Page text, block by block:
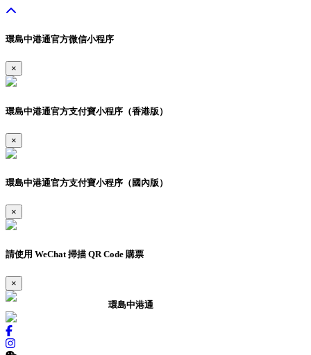
環島中港通官方微信小程序
×
環島中港通官方支付寶小程序（香港版）
×
環島中港通官方支付寶小程序（國內版）
×
請使用 WeChat 掃描 QR Code 購票
×
環島中港通